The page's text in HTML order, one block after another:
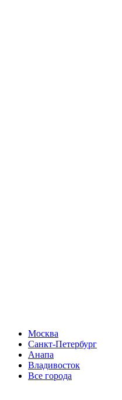
Москва
Санкт-Петербург
Анапа
Владивосток
Все города